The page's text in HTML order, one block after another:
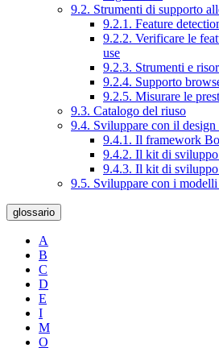
9.2. Strumenti di supporto
9.2.1. Feature
9.2.2. Verificare le
use
9.2.3. Strumenti e
9.2.4. Supporto
9.2.5. Misurare le
9.3. Catalogo del riuso
9.4. Sviluppare con il design
9.4.1. Il framework
9.4.2. Il kit di sviluppo
9.4.3. Il kit di
9.5. Sviluppare con i
glossario
A
B
C
D
E
I
M
O